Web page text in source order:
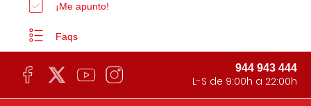
¡Me apunto!
Faqs
944 943 444
L-S de 9:00h a 22:00h